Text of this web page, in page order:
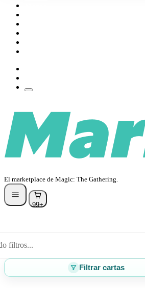
El marketplace de Magic: The Gathering.
99+
filtros...
Filtrar cartas